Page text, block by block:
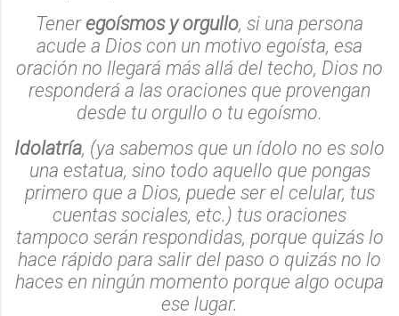
Teneregoísmos y orgullo, si una persona
acude a Dios con un motivo egoísta, esa
oración no llegará más allá del techo, Dios no
responderá a las oraciones que provengan
desde tu orgullo o tu egoísmo.
Idolatría, (ya sabemos que un ídolo no es solo
una estatua, sino todo aquello que pongas
primero que a Dios, puede ser el celular, tus
cuentas sociales, etc.) tus oraciones
tampoco serán respondidas, porque quizás lo
hace rápido para salir del paso o quizás no lo
haces en ningún momento porque algo ocupa
ese lugar.